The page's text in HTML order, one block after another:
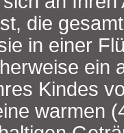
die
in einer
ein
Kindes
warmen